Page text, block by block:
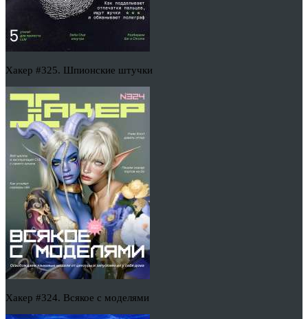
Хакер #325. Шпионские штучки
Хакер #324. Всякое с моделями